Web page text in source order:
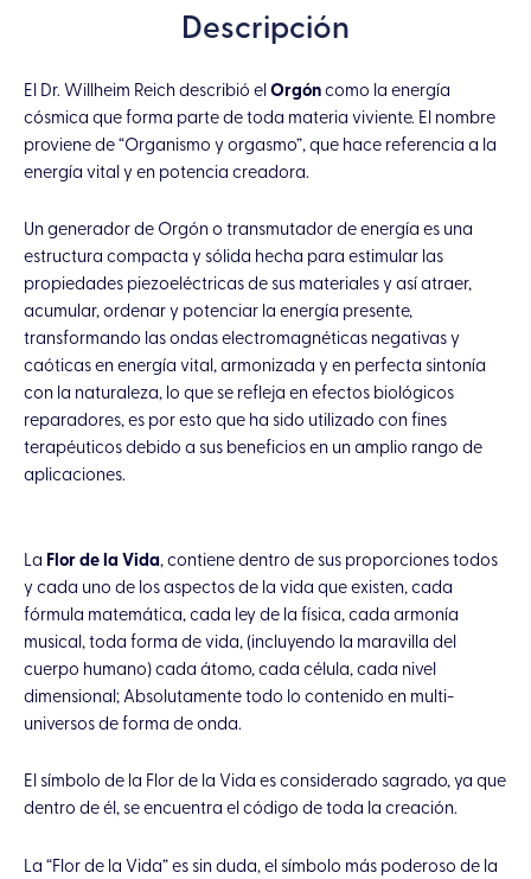
con
Cuarzo
Descripción
El Dr. Willheim Reich describió el Orgón como la energía
cósmica que forma parte de toda materia viviente. El nombre
proviene de “Organismo y orgasmo”, que hace referencia a la
energía vital y en potencia creadora.
Un generador de Orgón o transmutador de energía es una
estructura compacta y sólida hecha para estimular las
propiedades piezoeléctricas de sus materiales y así atraer,
acumular, ordenar y potenciar la energía presente,
transformando las ondas electromagnéticas negativas y
caóticas en energía vital, armonizada y en perfecta sintonía
con la naturaleza, lo que se refleja en efectos biológicos
reparadores, es por esto que ha sido utilizado con fines
terapéuticos debido a sus beneficios en un amplio rango de
aplicaciones.
La Flor de la Vida, contiene dentro de sus proporciones todos
y cada uno de los aspectos de la vida que existen, cada
fórmula matemática, cada ley de la física, cada armonía
musical, toda forma de vida, (incluyendo la maravilla del
cuerpo humano) cada átomo, cada célula, cada nivel
dimensional; Absolutamente todo lo contenido en multi-
universos de forma de onda.
El símbolo de la Flor de la Vida es considerado sagrado, ya que
dentro de él, se encuentra el código de toda la creación.
La “Flor de la Vida” es sin duda, el símbolo más poderoso de la